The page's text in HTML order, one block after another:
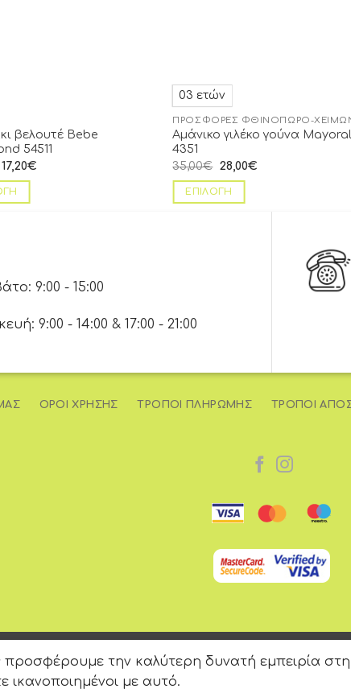
βελουτέ Bebe
54511
17,20€
03 ετών
ΠΡΟΣΦΟΡΈΣ ΦΘΙΝΌΠΩΡΟ-
Αμάνικο γιλέκο γούνα Mayoral
4351
35,00€ 28,00€
ΕΠΙΛΟΓΉ
9:00 - 15:00
9:00 - 14:00 & 17:00 - 21:00
ΌΡΟΙ ΧΡΉΣΗΣ ΤΡΌΠΟΙ ΠΛΗΡΩΜΉΣ ΤΡΌΠΟΙ
Made with❤by CBS
την καλύτερη δυνατή εμπειρία στη
ικανοποιημένοι με αυτό.